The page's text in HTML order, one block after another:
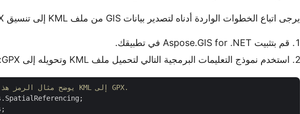
يرجى اتباع الخطوات الواردة أدناه لتصدير بيانات GIS من ملف KML إلى تنسيق GPX باستخدام C#:
قم بتثبيت Aspose.GIS for .NET في تطبيقك.
استخدم نموذج التعليمات البرمجية التالي لتحميل ملف KML وتحويله إلى GPX:
// يوضح مثال الرمز هذا كيفية تحويل KML إلى GPX.